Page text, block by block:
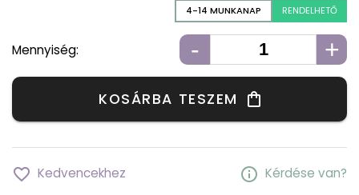
4-14 MUNKANAP RENDELHETŐ
Mennyiség: - +
KOSÁRBA TESZEM shopping_bag
favorite_border Kedvencekhez info Kérdése van?